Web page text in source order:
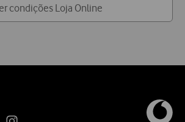
condições Loja Online